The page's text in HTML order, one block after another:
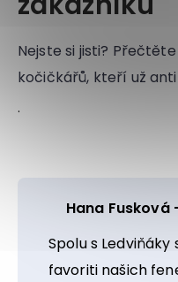
Nejste si jisti?
kočičkářů, kteří už
.
Hana
Spolu s
favoriti našich